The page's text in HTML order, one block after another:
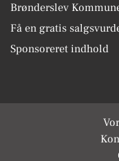
Brønderslev
Få en gratis
Sponsoreret indhold